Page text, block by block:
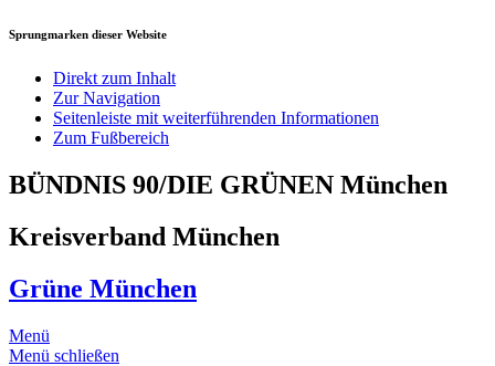
Sprungmarken dieser Website
Direkt zum Inhalt
Zur Navigation
Seitenleiste mit weiterführenden Informationen
Zum Fußbereich
BÜNDNIS 90/DIE GRÜNEN München
Kreisverband München
Grüne München
Menü
Menü schließen